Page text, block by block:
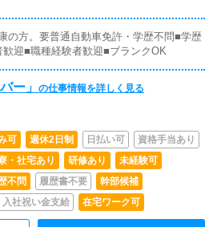
の方。要普通自動車免許・学歴不問■学歴
迎■職種経験者歓迎■ブランクOK
ー」 の仕事情報を詳しく見る
可 週休2日制 日払い可
資格手当あり
・社宅あり 研修あり
未経験可
不問 履歴書不要
幹部候補
入社祝い金支給 在宅ワーク可